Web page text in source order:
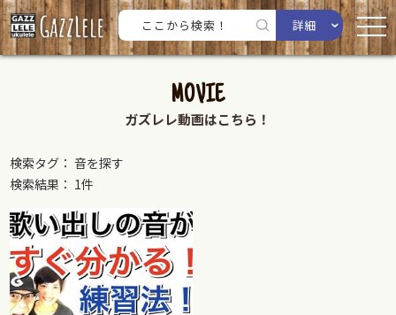
詳細
MOVIE
ガズレレ動画はこちら！
検索タグ： 音を探す
検索結果： 1件